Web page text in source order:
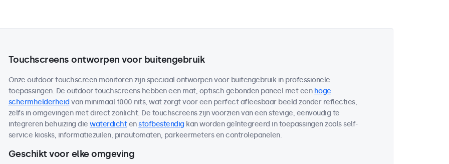
Touchscreens ontworpen voor buitengebruik
Onze outdoor touchscreen monitoren zijn speciaal ontworpen voor buitengebruik in professionele
toepassingen. De outdoor touchscreens hebben een mat, optisch gebonden paneel met een hoge
schermhelderheid van minimaal 1000 nits, wat zorgt voor een perfect afleesbaar beeld zonder reflecties,
zelfs in omgevingen met direct zonlicht. De touchscreens zijn voorzien van een stevige, eenvoudig te
integreren behuizing die waterdichtenstofbestendig kan worden geïntegreerd in toepassingen zoals self-
service kiosks, informatiezuilen, pinautomaten, parkeermeters en controlepanelen.
Geschikt voor elke omgeving